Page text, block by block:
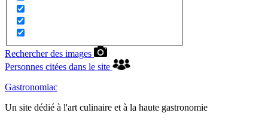
Rechercher des images
Personnes citées dans le site
Gastronomiac
Un site dédié à l'art culinaire et à la haute gastronomie